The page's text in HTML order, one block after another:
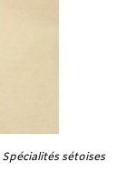
Spécialités sétoises